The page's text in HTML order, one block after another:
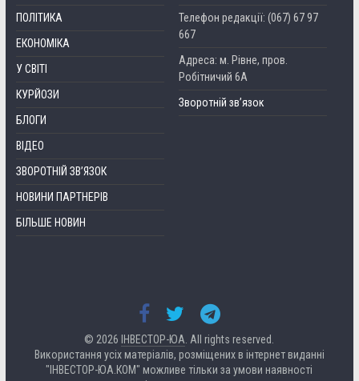
ПОЛІТИКА
ЕКОНОМІКА
У СВІТІ
КУРЙОЗИ
БЛОГИ
ВІДЕО
ЗВОРОТНІЙ ЗВ’ЯЗОК
НОВИНИ ПАРТНЕРІВ
БІЛЬШЕ НОВИН
Телефон редакції: (067) 67 97
667
Адреса: м. Рівне, пров.
Робітничий 6А
Зворотній зв’язок
© 2026 ІНВЕСТОР-ЮА . All rights reserved.
Використання усіх матеріалів, розміщених в інтернет виданні
"ІНВЕСТОР-ЮА.КОМ" можливе тільки за умови наявності